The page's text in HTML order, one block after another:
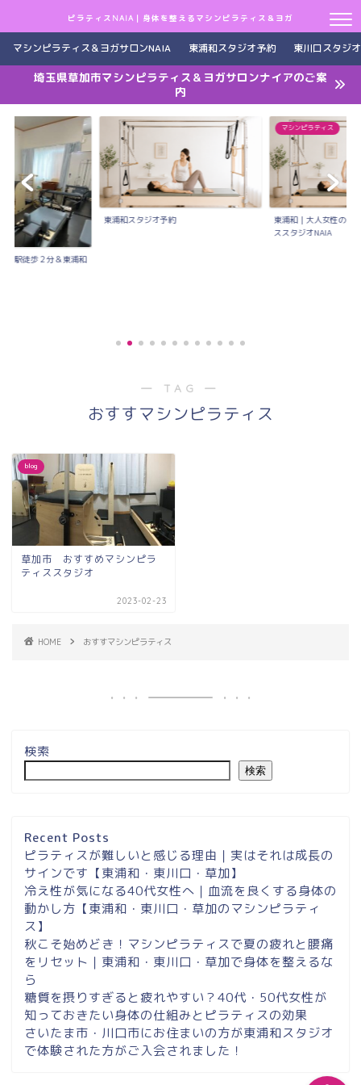
ピラティスNAIA｜身体を整えるマシンピラティス＆ヨガ
マシンピラティス＆ヨガサロンNAIA 東浦和スタジオ予約 東川口スタジ
埼玉県草加市マシンピラティス＆ヨガサロンナイアのご案
内
口駅徒歩２分＆東浦和
東浦和スタジオ予約
マシンピラティス
東浦和｜大人女性のた
ススタジオNAIA
― TAG ―
おすすマシンピラティス
blog
草加市 おすすめマシンピラ
ティススタジオ
2023-02-23
HOME おすすマシンピラティス
検索
検索
Recent Posts
ピラティスが難しいと感じる理由｜実はそれは成長の
サインです【東浦和・東川口・草加】
冷え性が気になる40代女性へ｜血流を良くする身体の
動かし方【東浦和・東川口・草加のマシンピラティ
ス】
秋こそ始めどき！マシンピラティスで夏の疲れと腰痛
をリセット｜東浦和・東川口・草加で身体を整えるな
ら
糖質を摂りすぎると疲れやすい？40代・50代女性が
知っておきたい身体の仕組みとピラティスの効果
さいたま市・川口市にお住まいの方が東浦和スタジオ
で体験された方がご入会されました！
内
東浦和スタジオ予約
東浦和｜大人女性のための
マシンピラティススタジオ
Instagram